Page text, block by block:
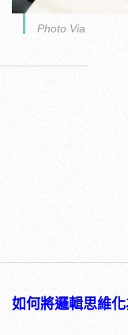
Photo Via
如何將邏輯思維